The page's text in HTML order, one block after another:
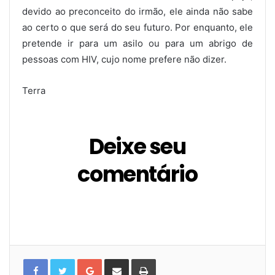
devido ao preconceito do irmão, ele ainda não sabe
ao certo o que será do seu futuro. Por enquanto, ele
pretende ir para um asilo ou para um abrigo de
pessoas com HIV, cujo nome prefere não dizer.
Terra
Deixe seu
comentário
G C